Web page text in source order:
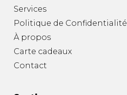
Services
Politique de Confidentialité
À propos
Carte cadeaux
Contact